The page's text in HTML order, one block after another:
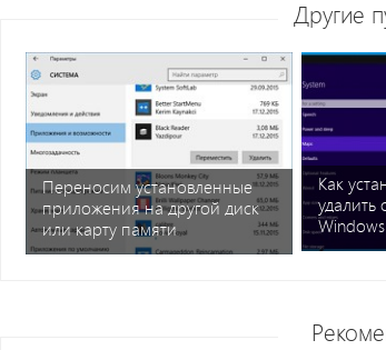
Другие
Переносим установленные
приложения на другой диск
или карту памяти
Как
удалить